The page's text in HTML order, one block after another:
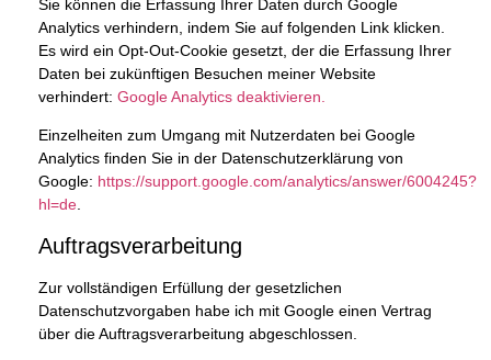
Sie können die Erfassung Ihrer Daten durch Google
Analytics verhindern, indem Sie auf folgenden Link klicken.
Es wird ein Opt-Out-Cookie gesetzt, der die Erfassung Ihrer
Daten bei zukünftigen Besuchen meiner Website
verhindert: Google Analytics deaktivieren.
Einzelheiten zum Umgang mit Nutzerdaten bei Google
Analytics finden Sie in der Datenschutzerklärung von
Google: https://support.google.com/analytics/answer/6004245?
hl=de
Auftragsverarbeitung
Zur vollständigen Erfüllung der gesetzlichen
Datenschutzvorgaben habe ich mit Google einen Vertrag
über die Auftragsverarbeitung abgeschlossen.